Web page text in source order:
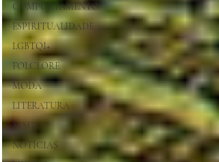
COMPORTAMENTO
ESPIRITUALIDADE
LGBTQI+
FOLCLORE
MODA
LITERATURA
MAGIA
NOTÍCIAS